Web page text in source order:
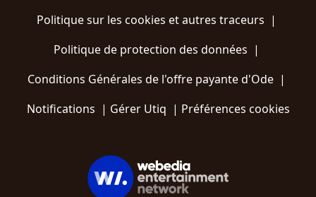
Politique sur les cookies et autres traceurs |
Politique de protection des données |
Conditions Générales de l'offre payante d'Ode |
Notifications | Gérer Utiq | Préférences cookies